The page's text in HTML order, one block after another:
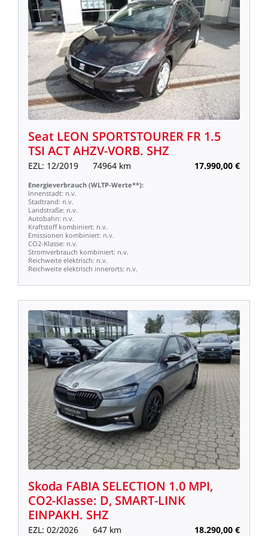
Seat LEON SPORTSTOURER FR 1.5
TSI ACTAHZV-VORB. SHZ
EZL: 12/2019 74964 km 17.990,00 €
Energieverbrauch (WLTP-Werte**):
Innenstadt: n.v.
Stadtrand: n.v.
Landstraße: n.v.
Autobahn: n.v.
Kraftstoff kombiniert: n.v.
Emissionen kombiniert: n.v.
CO2-Klasse: n.v.
Stromverbrauch kombiniert: n.v.
Reichweite elektrisch: n.v.
Reichweite elektrisch innerorts: n.v.
Skoda FABIA SELECTION 1.0 MPI,
CO2-Klasse: D, SMART-LINK
EINPAKH. SHZ
EZL: 02/2026 647 km 18.290,00 €